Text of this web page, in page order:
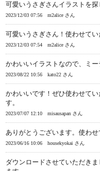
可愛いうさぎさんイラストを探
2023/12/03 07:56 m2alice さん
可愛いうさぎさん！使わせてい
2023/12/03 07:54 m2alice さん
かわいいイラストなので、ミ
2023/08/22 10:56 kato22 さん
かわいいです！ぜひ使わせて
す。
2023/07/07 12:10 misausapan さん
ありがとうございます。使わせ
2023/06/16 10:06 housekyokai さん
ダウンロードさせていただき